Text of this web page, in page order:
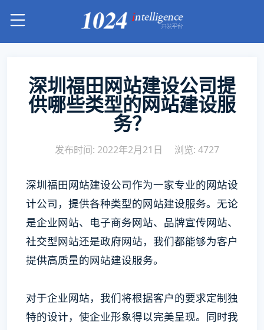
深圳福田网站建设公司提
供哪些类型的网站建设服
务？
发布时间: 2022年2月21日 浏览: 4727
深圳福田网站建设公司作为一家专业的网站设
计公司，提供各种类型的网站建设服务。无论
是企业网站、电子商务网站、品牌宣传网站、
社交型网站还是政府网站，我们都能够为客户
提供高质量的网站建设服务。
对于企业网站，我们将根据客户的要求定制独
特的设计，使企业形象得以完美呈现。同时我